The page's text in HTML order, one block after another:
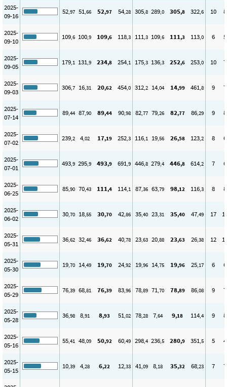
2025-
09-16
52,97 51,66 52,97 54,28 305,8 289,0 305,8 322,6 10 8
2025-
09-10
109,6 100,9 109,6 118,3 111,3 109,6 111,3 113,0 6 5
2025-
09-05
179,1 131,9 234,8 254,1 175,3 136,3 252,6 253,0 10 7
2025-
09-03
306,7 16,31 20,62 454,0 312,2 14,04 14,99 461,8 9 7
2025-
07-14
89,44 87,90 89,44 90,98 82,77 79,26 82,77 86,29 9 8
2025-
07-02
239,2 4,02 17,19 252,3 116,1 19,56 26,58 123,2 8 6
2025-
07-01
493,9 295,9 493,9 691,9 446,8 279,4 446,8 614,2 7 6
2025-
06-25
85,90 70,43 111,4 114,1 87,36 63,79 98,12 116,3 8 8
2025-
06-02
30,70 18,55 30,70 42,86 35,40 23,31 35,40 47,49 17
2025-
05-31
36,62 32,46 36,62 40,78 23,63 20,88 23,63 26,38 12
2025-
05-30
19,70 14,49 19,70 24,92 19,96 14,75 19,96 25,17 6 6
2025-
05-29
76,39 68,81 76,39 83,96 78,89 71,70 78,89 86,08 9 7
2025-
05-28
36,98 8,91 8,93 51,02 78,28 7,64 9,18 114,4 9 8
2025-
05-16
55,41 48,09 50,92 60,49 298,4 236,5 280,9 351,5 5 4
2025-
05-15
10,39 4,28 6,22 12,33 41,09 8,18 35,32 68,23 7 7